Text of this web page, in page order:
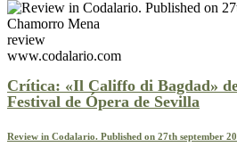
review
www.codalario.com
Crítica: «Il Califfo di Bagdad»
Festival de Ópera de Sevilla
Review in Codalario. Published on 27th september